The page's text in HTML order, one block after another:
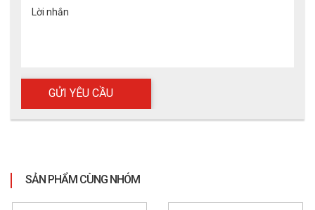
Lời nhắn
SẢN PHẨM CÙNG NHÓM